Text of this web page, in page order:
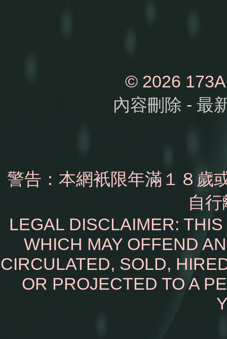
© 2026
內容刪除 - 最
警告：本網衹限年滿１８歲
自
LEGAL DISCLAIMER:
WHICH MAY OFFEND
CIRCULATED, SOLD,
OR PROJECTED TO A